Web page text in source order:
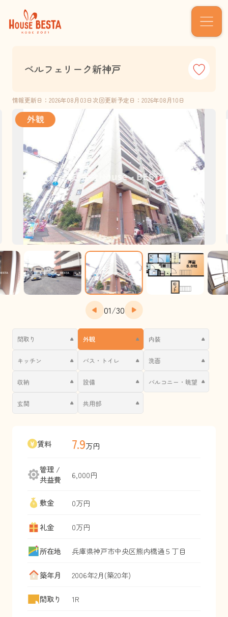
ベルフェリーク新神戸
情報更新日：2026年08月03日次回更新予定日：2026年08月10日
外観
01/30
間取り 外観 内装
キッチン バス・トイレ 洗面
収納 設備 バルコニー・眺望
玄関 共用部
賃料 7.9万円
管理 /
共益費
6,000円
敷金 0万円
礼金 0万円
所在地 兵庫県神戸市中央区熊内橋通５丁目
築年月 2006年2月(築20年)
間取り 1R